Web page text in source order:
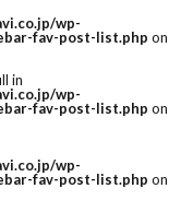
wp-
fav-post-list.php on
in
wp-
fav-post-list.php on
wp-
fav-post-list.php on